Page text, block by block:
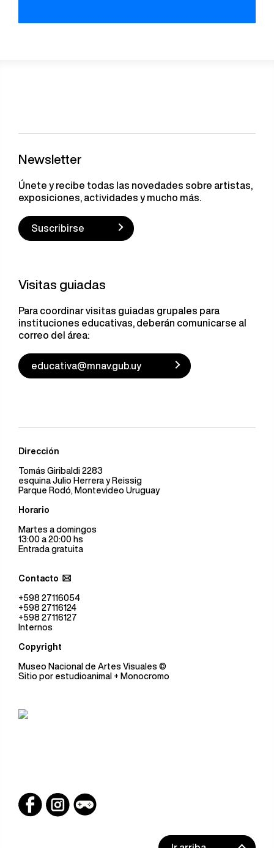
Newsletter
Únete y recibe todas las novedades sobre artistas,
exposiciones, actividades y mucho más.
Suscribirse
Visitas guiadas
Para coordinar visitas guiadas grupales para
instituciones educativas, deberán comunicarse al
correo del área:
educativa@mnav.gub.uy
Dirección
Tomás Giribaldi 2283
esquina Julio Herrera y Reissig
Parque Rodó, Montevideo Uruguay
Horario
Martes a domingos
13:00 a 20:00 hs
Entrada gratuita
Contacto
+598 27116054
+598 27116124
+598 27116127
Internos
Copyright
Museo Nacional de Artes Visuales ©
Sitio por estudioanimal + Monocromo